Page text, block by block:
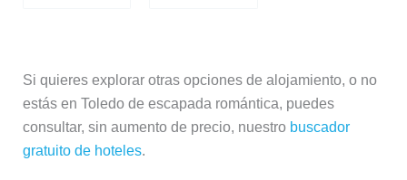
Si quieres explorar otras opciones de alojamiento, o no
estás en Toledo de escapada romántica, puedes
consultar, sin aumento de precio, nuestro buscador
gratuito de hoteles.